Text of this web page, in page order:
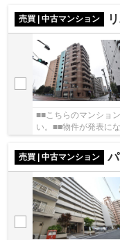
売買 | 中古マンション
■■こちらのマンショ
い。■■物件が発表に
売買 | 中古マンション